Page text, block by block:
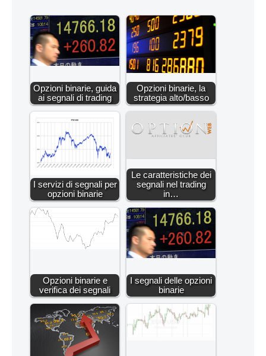
Opzioni binarie, guida
ai segnali di trading
Opzioni binarie, la
strategia alto/basso
I servizi di segnali per
opzioni binarie
Le caratteristiche dei
segnali nel trading
in…
Opzioni binarie e
verifica dei segnali
I segnali delle opzioni
binarie